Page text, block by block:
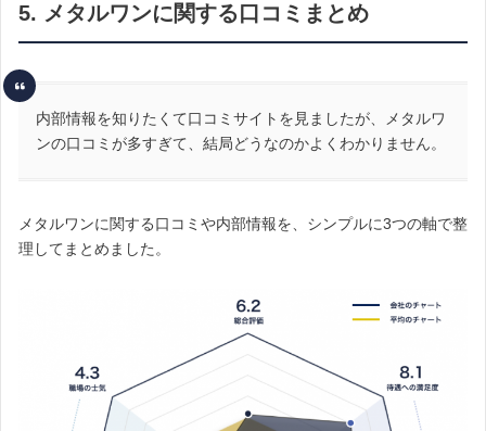
5. メタルワンに関する口コミまとめ
内部情報を知りたくて口コミサイトを見ましたが、メタルワ
ンの口コミが多すぎて、結局どうなのかよくわかりません。
メタルワンに関する口コミや内部情報を、シンプルに3つの軸で整
理してまとめました。